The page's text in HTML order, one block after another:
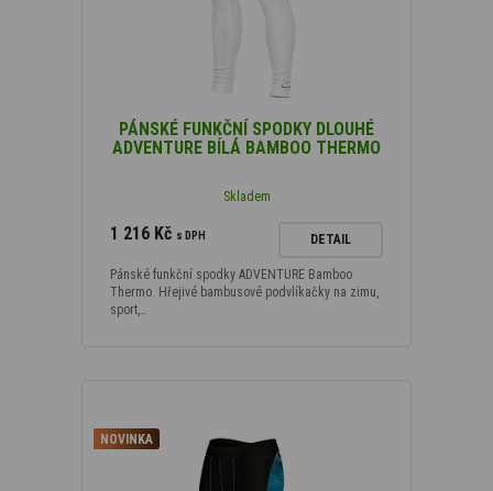
PÁNSKÉ FUNKČNÍ SPODKY DLOUHÉ
ADVENTURE BÍLÁ BAMBOO THERMO
Skladem
1 216 Kč s DPH DETAIL
Pánské funkční spodky ADVENTURE Bamboo
Thermo. Hřejivé bambusové podvlíkačky na zimu,
sport,…
NOVINKA